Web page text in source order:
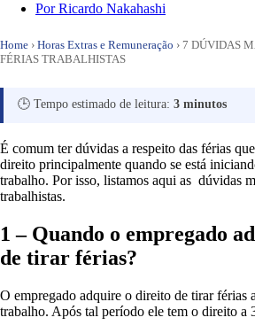
PorRicardo Nakahashi
Home › Horas Extras e Remuneração › 7 DÚVIDAS
FÉRIAS TRABALHISTAS
🕒 Tempo estimado de leitura: 3 minutos
É comum ter dúvidas a respeito das férias
direito principalmente quando se está
trabalho. Por isso, listamos aqui as dúvidas
trabalhistas.
1 – Quando o empregado
de tirar férias?
O empregado adquire o direito de tirar férias
trabalho. Após tal período ele tem o direito a